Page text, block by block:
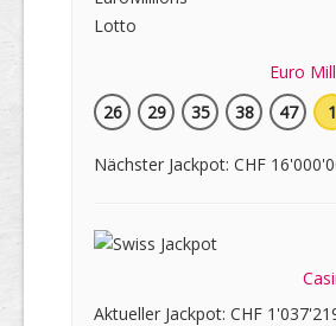
Euro
26
29 35 38 47 1
Nächster Jackpot: CHF
Aktueller Jackpot: CHF